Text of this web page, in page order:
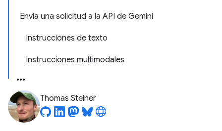
Envía una solicitud a la API de Gemini
Instrucciones de texto
Instrucciones multimodales
Thomas Steiner